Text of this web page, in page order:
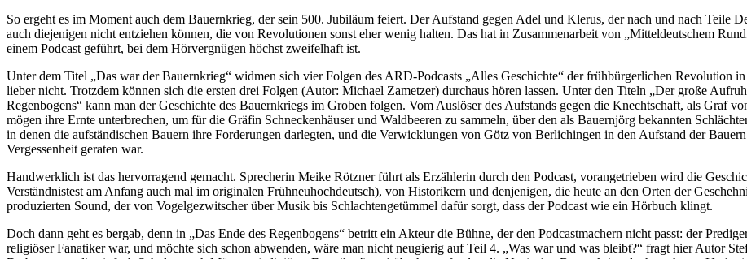
So ergeht es im Moment auch dem Bauernkrieg, der sein 500. Jubiläum feiert. Der Aufstand gegen Adel und Klerus, der nach und nach Teile
auch diejenigen nicht entziehen können, die von Revolutionen sonst eher wenig halten. Das hat in Zusammenarbeit von „Mitteldeutschem
einem Podcast geführt, bei dem Hörvergnügen höchst zweifelhaft ist.
Unter dem Titel „Das war der Bauernkrieg“ widmen sich vier Folgen des ARD-Podcasts „Alles Geschichte“ der frühbürgerlichen Revolution
lieber nicht. Trotzdem können sich die ersten drei Folgen (Autor: Michael Zametzer) durchaus hören lassen. Unter den Titeln „Der große
Regenbogens“ kann man der Geschichte des Bauernkriegs im Groben folgen. Vom Auslöser des Aufstands gegen die Knechtschaft, als Graf
mögen ihre Ernte unterbrechen, um für die Gräfin Schneckenhäuser und Waldbeeren zu sammeln, über den als Bauernjörg bekannten
in denen die aufständischen Bauern ihre Forderungen darlegten, und die Verwicklungen von Götz von Berlichingen in den Aufstand der
Vergessenheit geraten war.
Handwerklich ist das hervorragend gemacht. Sprecherin Meike Rötzner führt als Erzählerin durch den Podcast, vorangetrieben wird die
Verständnistest am Anfang auch mal im originalen Frühneuhochdeutsch), von Historikern und denjenigen, die heute an den Orten der
produzierten Sound, der von Vogelgezwitscher über Musik bis Schlachtengetümmel dafür sorgt, dass der Podcast wie ein Hörbuch klingt.
Doch dann geht es bergab, denn in „Das Ende des Regenbogens“ betritt ein Akteur die Bühne, der den Podcastmachern nicht passt: der
religiöser Fanatiker war, und möchte sich schon abwenden, wäre man nicht neugierig auf Teil 4. „Was war und was bleibt?“ fragt hier Autor